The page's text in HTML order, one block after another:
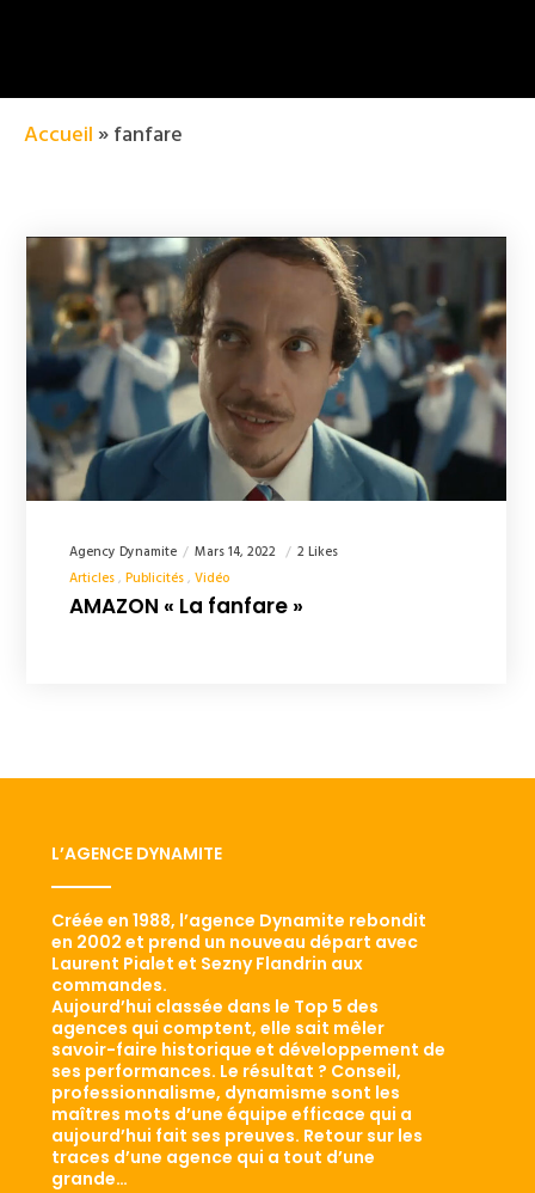
Accueil »fanfare
Agency Dynamite Mars 14, 2022
2 Likes
Articles Publicités Vidéo
AMAZON « La fanfare »
L’AGENCE DYNAMITE
Créée en 1988, l’agence Dynamite rebondit
en 2002 et prend un nouveau départ avec
Laurent Pialet et Sezny Flandrin aux
commandes.
Aujourd’hui classée dans le Top 5 des
agences qui comptent, elle sait mêler
savoir-faire historique et développement de
ses performances. Le résultat ? Conseil,
professionnalisme, dynamisme sont les
maîtres mots d’une équipe efficace qui a
aujourd’hui fait ses preuves. Retour sur les
traces d’une agence qui a tout d’une
grande…